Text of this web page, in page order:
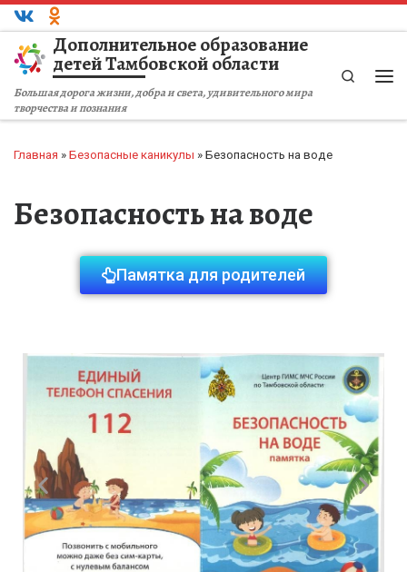
Перейти к содержимому
Дополнительное образование
детей Тамбовской области
Большая дорога жизни, добра и света, удивительного мира
творчества и познания
Search
Главная » Безопасные каникулы » Безопасность на воде
Безопасность на воде
Памятка для родителей